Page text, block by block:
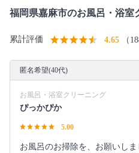
福岡県嘉麻市のお風呂・浴室
累計評価 4.65 （
匿名希望(40代)
お風呂・浴室クリーニング
ぴっかぴか
5.00
お風呂のお掃除を、お願いしま